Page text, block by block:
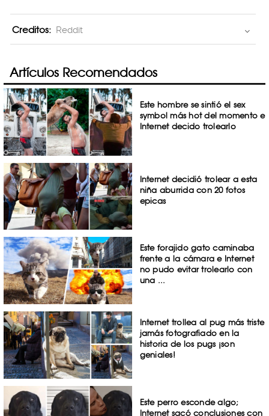
Creditos: Reddit
Artículos Recomendados
Este hombre se sintió el sex
symbol más hot del momento e
Internet decido trolearlo
Internet decidió trolear a esta
niña aburrida con 20 fotos
epicas
Este forajido gato caminaba
frente a la cámara e Internet
no pudo evitar trolearlo con
una ...
Internet trollea al pug más triste
jamás fotografiado en la
historia de los pugs ¡son
geniales!
Este perro esconde algo;
Internet sacó conclusiones con